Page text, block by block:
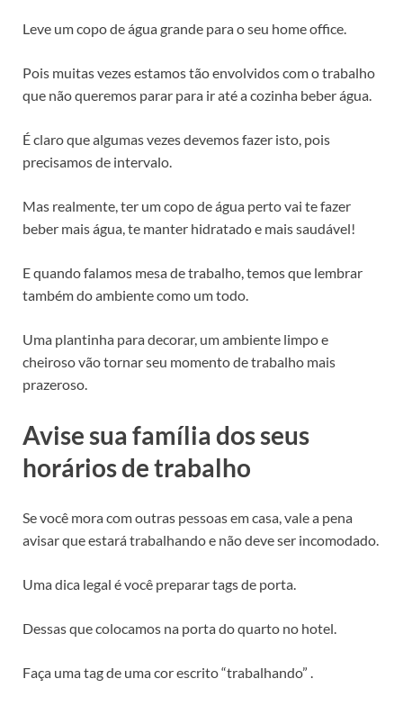
Leve um copo de água grande para o seu home office.
Pois muitas vezes estamos tão envolvidos com o trabalho
que não queremos parar para ir até a cozinha beber água.
É claro que algumas vezes devemos fazer isto, pois
precisamos de intervalo.
Mas realmente, ter um copo de água perto vai te fazer
beber mais água, te manter hidratado e mais saudável!
E quando falamos mesa de trabalho, temos que lembrar
também do ambiente como um todo.
Uma plantinha para decorar, um ambiente limpo e
cheiroso vão tornar seu momento de trabalho mais
prazeroso.
Avise sua família dos seus
horários de trabalho
Se você mora com outras pessoas em casa, vale a pena
avisar que estará trabalhando e não deve ser incomodado.
Uma dica legal é você preparar tags de porta.
Dessas que colocamos na porta do quarto no hotel.
Faça uma tag de uma cor escrito “trabalhando” .